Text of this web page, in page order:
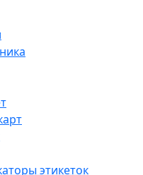
этикеток